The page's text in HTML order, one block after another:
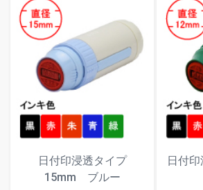
日付印浸透タイプ
15mm ブルー
日付